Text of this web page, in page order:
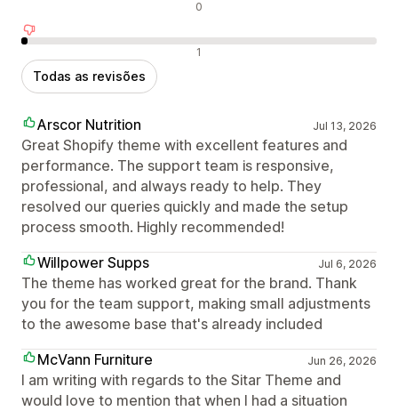
0
1
Todas as revisões
Arscor Nutrition Jul 13, 2026
Great Shopify theme with excellent features and
performance. The support team is responsive,
professional, and always ready to help. They
resolved our queries quickly and made the setup
process smooth. Highly recommended!
Willpower Supps
Jul 6, 2026
The theme has worked great for the brand. Thank
you for the team support, making small adjustments
to the awesome base that's already included
McVann Furniture
Jun 26, 2026
I am writing with regards to the Sitar Theme and
would love to mention that when I had a situation